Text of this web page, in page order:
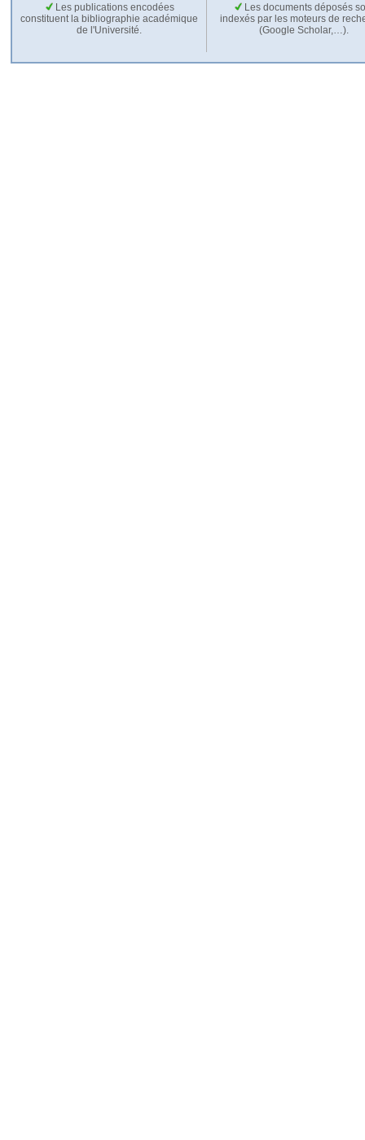
Les publications encodées
constituent la bibliographie académique
de l'Université.
Les documents déposés
indexés par les moteurs de
(Google Scholar,…).